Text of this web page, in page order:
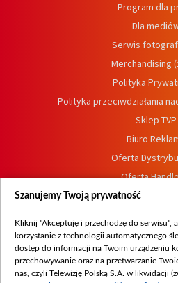
Program dla
Dla
Serwis
Merchandising
Polityka
Polityka przeciwdziałania
Sklep TVP
Biuro
Oferta
Oferta
Dostępność
Procedura zgłoszeń
Szanujemy Twoją prywatność
Kliknij "Akceptuję i przechodzę do serwisu",
korzystanie z technologii automatycznego
dostęp do informacji na Twoim urządzeniu
przechowywanie oraz na przetwarzanie
nas, czyli Telewizję Polską S.A. w likwidacji